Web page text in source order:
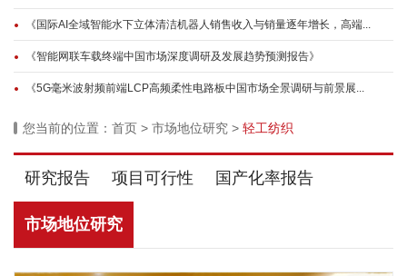
《国际AI全域智能水下立体清洁机器人销售收入与销量逐年增长，高端...
《智能网联车载终端中国市场深度调研及发展趋势预测报告》
《5G毫米波射频前端LCP高频柔性电路板中国市场全景调研与前景展...
您当前的位置： 首页 > 市场地位研究 > 轻工纺织
研究报告 项目可行性 国产化率报告
市场地位研究